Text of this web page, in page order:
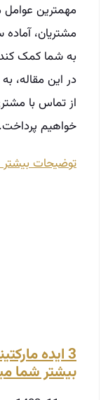
مهمترین
مشتریان،
به شما کمک کند
در این مقاله،
از تماس با
خواهیم پرداخت.
توضیحات بیشتر
با توجه به
پیشرفت فناوری،